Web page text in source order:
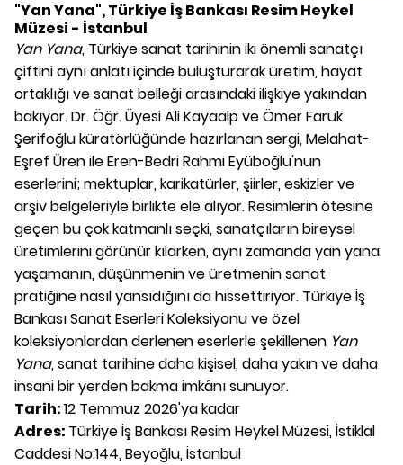
"Yan Yana", Türkiye İş Bankası Resim Heykel
Müzesi - İstanbul
Yan Yana, Türkiye sanat tarihinin iki önemli sanatçı
çiftini aynı anlatı içinde buluşturarak üretim, hayat
ortaklığı ve sanat belleği arasındaki ilişkiye yakından
bakıyor. Dr. Öğr. Üyesi Ali Kayaalp ve Ömer Faruk
Şerifoğlu küratörlüğünde hazırlanan sergi, Melahat-
Eşref Üren ile Eren-Bedri Rahmi Eyüboğlu'nun
eserlerini; mektuplar, karikatürler, şiirler, eskizler ve
arşiv belgeleriyle birlikte ele alıyor. Resimlerin ötesine
geçen bu çok katmanlı seçki, sanatçıların bireysel
üretimlerini görünür kılarken, aynı zamanda yan yana
yaşamanın, düşünmenin ve üretmenin sanat
pratiğine nasıl yansıdığını da hissettiriyor. Türkiye İş
Bankası Sanat Eserleri Koleksiyonu ve özel
koleksiyonlardan derlenen eserlerle şekillenen Yan
Yana, sanat tarihine daha kişisel, daha yakın ve daha
insani bir yerden bakma imkânı sunuyor.
Tarih:12 Temmuz 2026'ya kadar
Adres: Türkiye İş Bankası Resim Heykel Müzesi, İstiklal
Caddesi No:144, Beyoğlu, İstanbul